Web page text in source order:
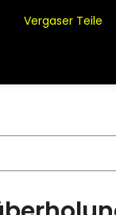
Vergaser Teile